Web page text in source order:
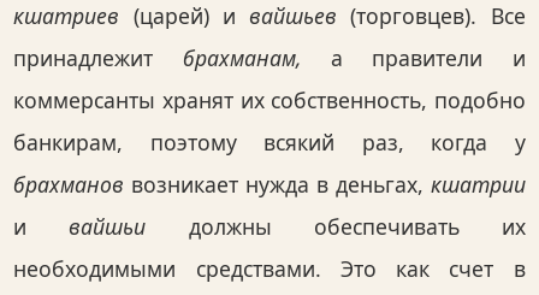
кшатриев (царей) и вайшьев (торговцев). Все
принадлежит брахманам, а правители и
коммерсанты хранят их собственность, подобно
банкирам, поэтому всякий раз, когда у
брахманов возникает нужда в деньгах, кшатрии
и вайшьи должны обеспечивать их
необходимыми средствами. Это как счет в